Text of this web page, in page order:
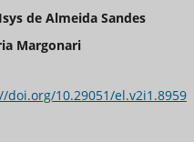
de Almeida Sandes
Margonari
doi.org/10.29051/el.v2i1.8959